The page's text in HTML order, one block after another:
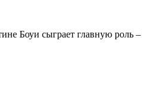
Боуи сыграет главную роль –